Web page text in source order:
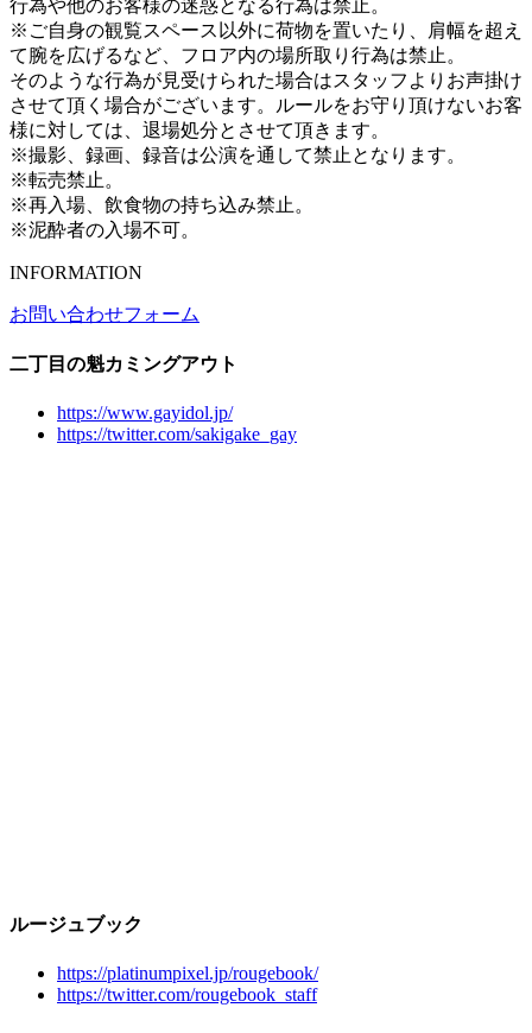
行為や他のお客様の迷惑となる行為は禁止。
※ご自身の観覧スペース以外に荷物を置いたり、肩幅を超え
て腕を広げるなど、フロア内の場所取り行為は禁止。
そのような行為が見受けられた場合はスタッフよりお声掛け
させて頂く場合がございます。ルールをお守り頂けないお客
様に対しては、退場処分とさせて頂きます。
※撮影、録画、録音は公演を通して禁止となります。
※転売禁止。
※再入場、飲食物の持ち込み禁止。
※泥酔者の入場不可。
INFORMATION
お問い合わせフォーム
二丁目の魁カミングアウト
https://www.gayidol.jp/
https://twitter.com/sakigake_gay
ルージュブック
https://platinumpixel.jp/rougebook/
https://twitter.com/rougebook_staff